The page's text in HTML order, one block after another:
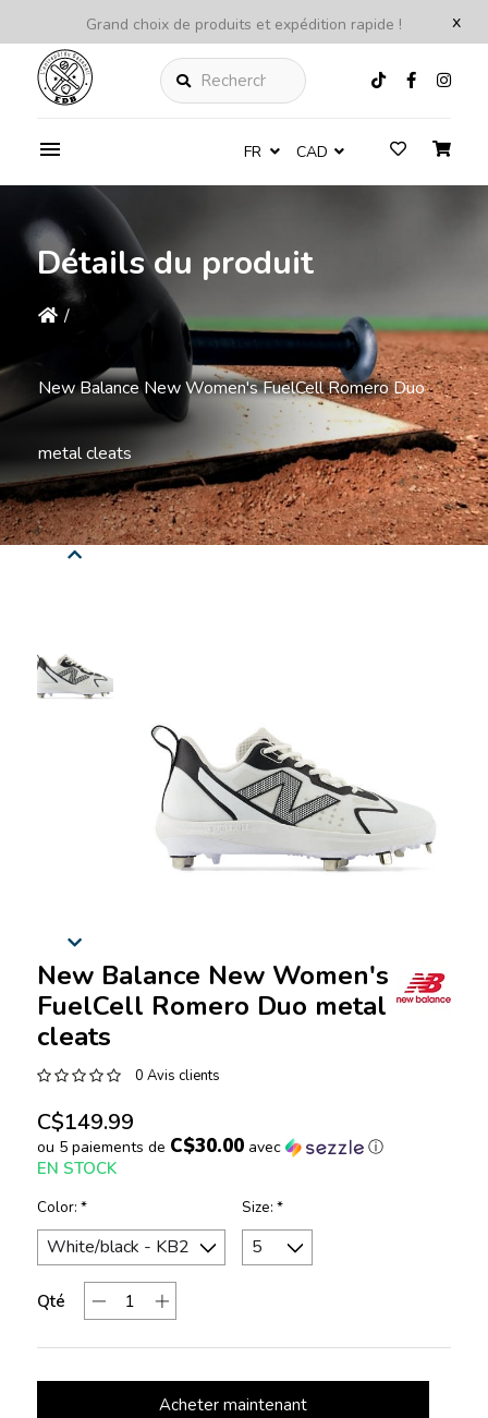
x
Grand choix de produits et expédition rapide !
Rechercher
FR CAD
Détails du produit
/
New Balance New Women's FuelCell Romero Duo
metal cleats
New Balance New Women's
FuelCell Romero Duo metal
cleats
0 Avis clients
C$149.99
ou 5 paiements de C$30.00avec ⓘ
EN STOCK
Color: * Size: *
Qté
Acheter maintenant